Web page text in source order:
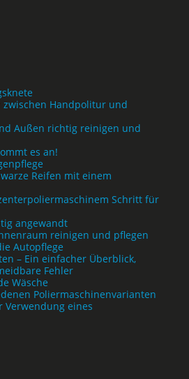
Handpolitur und
Außen richtig reinigen und
es an!
Reifen mit einem
Schritt für
angewandt
reinigen und pflegen
Autopflege
– Ein einfacher Überblick,
Fehler
Wäsche
Poliermaschinenvarianten
Verwendung eines